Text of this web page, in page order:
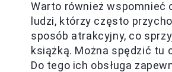
Warto również wspomnieć
ludzi, którzy często
sposób atrakcyjny, co
książką. Można spędzić tu
Do tego ich obsługa